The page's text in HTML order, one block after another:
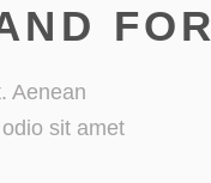
FOR
Aenean
sit amet